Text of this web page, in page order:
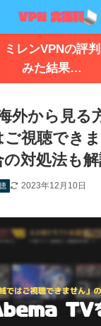
ミレンVPNの評
みた結果…
外から見る
ご視聴でき
対処法も
2023年12月10日